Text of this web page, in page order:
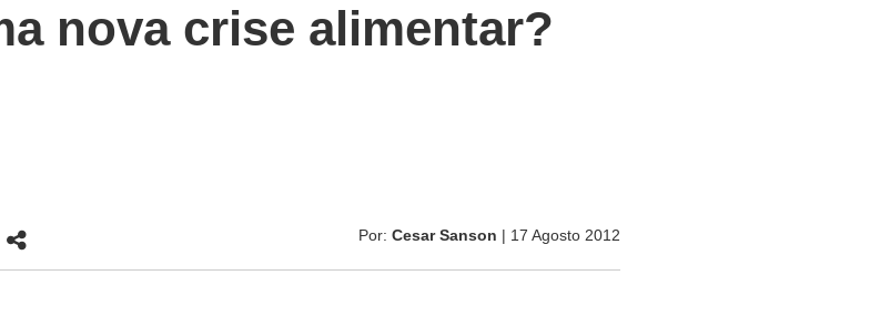
nova crise alimentar?
Por: Cesar Sanson | 17 Agosto 2012